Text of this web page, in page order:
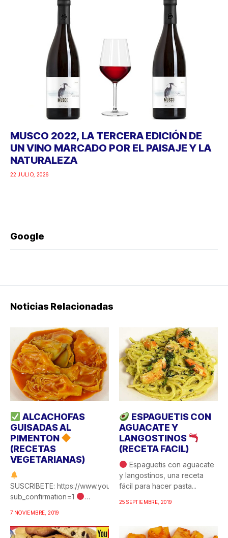
MUSCO 2022, LA TERCERA EDICIÓN DE
UN VINO MARCADO POR EL PAISAJE Y LA
NATURALEZA
22 JULIO, 2026
Google
Noticias Relacionadas
ALCACHOFAS
GUISADAS AL
PIMENTON
(RECETAS
VEGETARIANAS)
SUSCRIBETE: https://www.youtube.com/c/COCINAFACILYRICA?
sub_confirmation=1
pimentón, una de esas
recetas de...
7 NOVIEMBRE, 2019
ESPAGUETIS CON
AGUACATE Y
LANGOSTINOS
(RECETA FACIL)
Espaguetis con aguacate
y langostinos, una receta
fácil para hacer pasta...
25 SEPTIEMBRE, 2019